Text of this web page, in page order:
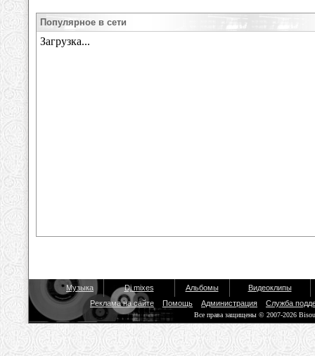
Популярное в сети
Музыка Dj mixes Альбомы
Видеоклипы
Реклама на сайте
Помощь Администрация Служба
Все права защищены © 2007-2026